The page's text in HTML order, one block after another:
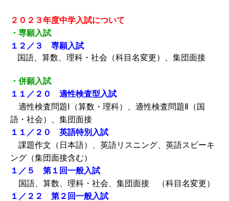
２０２３年度中学入試について
・専願入試
１２／３ 専願入試
国語、算数、理科・社会（科目名変更）、集団面接
・併願入試
１１／２０ 適性検査型入試
適性検査問題Ⅰ（算数・理科）、適性検査問題Ⅱ（国
語・社会）、集団面接
１１／２０ 英語特別入試
課題作文（日本語）、英語リスニング、英語スピーキ
ング（集団面接含む）
１／５ 第１回一般入試
国語、算数、理科・社会、集団面接 （科目名変更）
１／２２ 第２回一般入試